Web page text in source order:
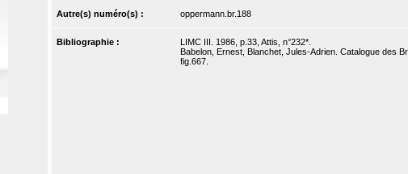
Autre(s) numéro(s) : oppermann.br.188
Bibliographie :
LIMC III. 1986, p.33, Attis, n°232*.
Babelon, Ernest, Blanchet, Jules-Adrien. Catalogue des
fig.667.